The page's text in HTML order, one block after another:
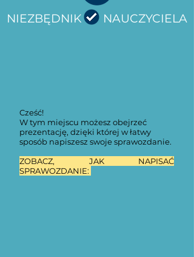
NIEZBĘDNIK NAUCZYCIELA
Cześć!
W tym miejscu możesz obejrzeć
prezentację, dzięki której w łatwy
sposób napiszesz swoje sprawozdanie.
ZOBACZ, JAK NAPISAĆ
SPRAWOZDANIE: